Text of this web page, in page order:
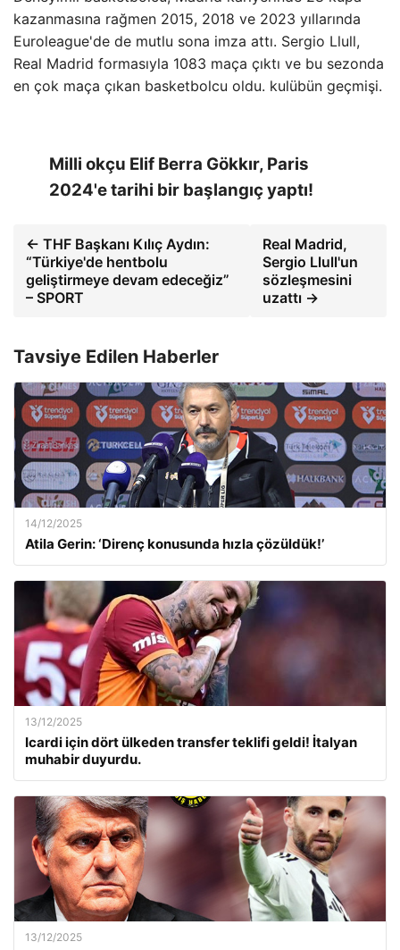
kazanmasına rağmen 2015, 2018 ve 2023 yıllarında
Euroleague'de de mutlu sona imza attı. Sergio Llull,
Real Madrid formasıyla 1083 maça çıktı ve bu sezonda
en çok maça çıkan basketbolcu oldu. kulübün geçmişi.
Milli okçu Elif Berra Gökkır, Paris
2024'e tarihi bir başlangıç ​​yaptı!
← THF Başkanı Kılıç Aydın:
“Türkiye'de hentbolu
geliştirmeye devam edeceğiz”
– SPORT
Real Madrid,
Sergio Llull'un
sözleşmesini
uzattı →
Tavsiye Edilen Haberler
14/12/2025
Atila Gerin: ‘Direnç konusunda hızla çözüldük!’
13/12/2025
Icardi için dört ülkeden transfer teklifi geldi! İtalyan
muhabir duyurdu.
13/12/2025